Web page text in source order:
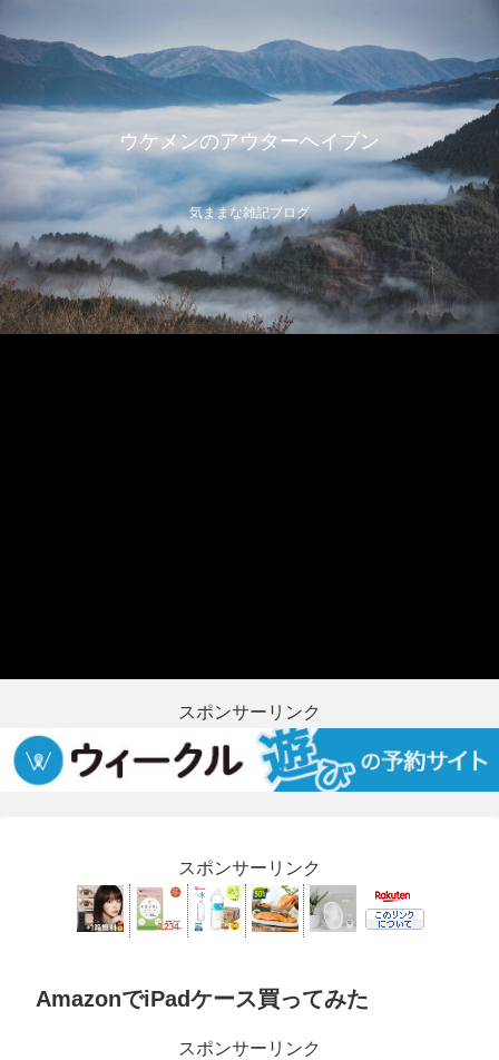
ウケメンのアウターヘイブン
気ままな雑記ブログ
スポンサーリンク
スポンサーリンク
AmazonでiPadケース買ってみた
スポンサーリンク